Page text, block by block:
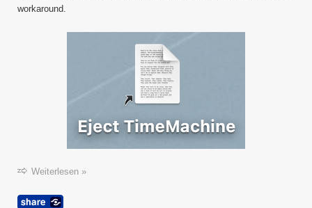
workaround.
Weiterlesen »